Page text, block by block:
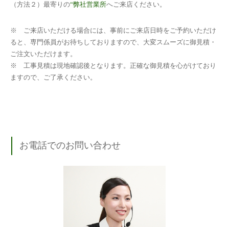
（方法２）最寄りの“弊社営業所へご来店ください。
※ ご来店いただける場合には、事前にご来店日時をご予約いただけ
ると、専門係員がお待ちしておりますので、大変スムーズに御見積・
ご注文いただけます。
※ 工事見積は現地確認後となります。正確な御見積を心がけており
ますので、ご了承ください。
お電話でのお問い合わせ